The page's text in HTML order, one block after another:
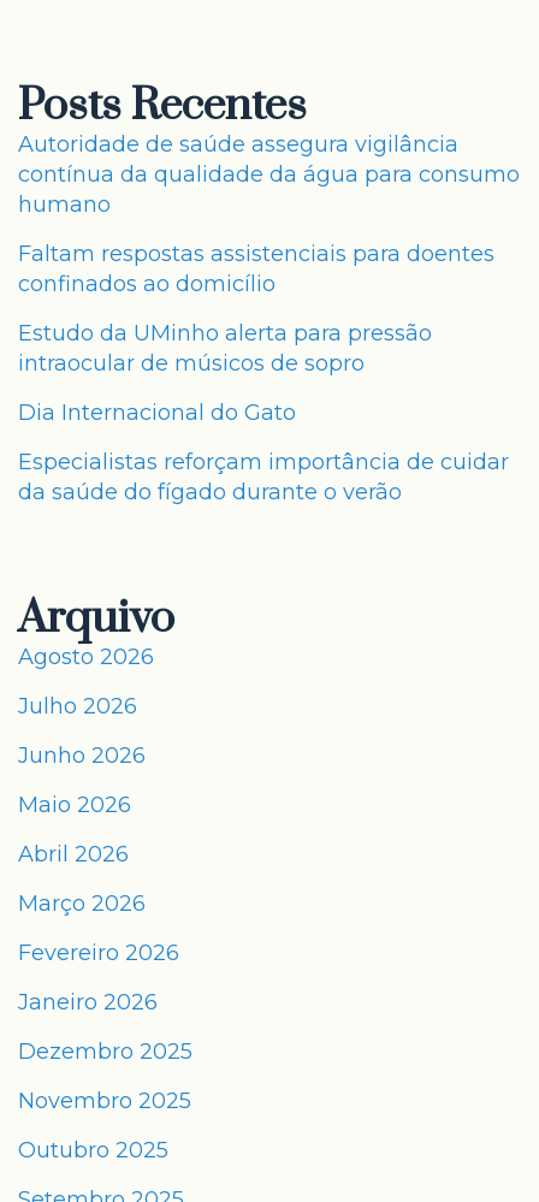
Posts Recentes
Autoridade de saúde assegura vigilância
contínua da qualidade da água para consumo
humano
Faltam respostas assistenciais para doentes
confinados ao domicílio
Estudo da UMinho alerta para pressão
intraocular de músicos de sopro
Dia Internacional do Gato
Especialistas reforçam importância de cuidar
da saúde do fígado durante o verão
Arquivo
Agosto 2026
Julho 2026
Junho 2026
Maio 2026
Abril 2026
Março 2026
Fevereiro 2026
Janeiro 2026
Dezembro 2025
Novembro 2025
Outubro 2025